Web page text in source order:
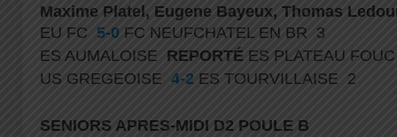
Maxime Platel, Eugene Bayeux, Thomas
EU FC 5-0 FC NEUFCHATEL EN BR 3
ES AUMALOISE REPORTÉ ES PLATEAU
US GREGEOISE 4-2 ES TOURVILLAISE 2
SENIORS APRES-MIDI D2 POULE B